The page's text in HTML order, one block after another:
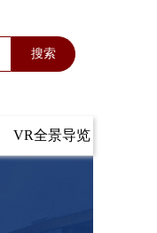
搜索
VR全景导览